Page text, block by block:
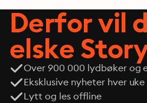
Derfor vil
elske
Over 900 000 lydbøker og
Eksklusive nyheter hver uke
Lytt og les offline